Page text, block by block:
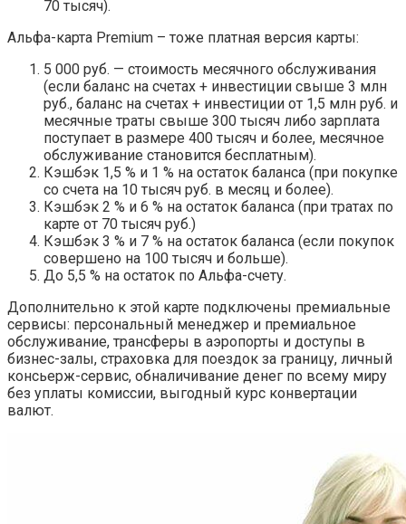
70 тысяч).
Альфа-карта Premium – тоже платная версия карты:
5 000 руб. — стоимость месячного обслуживания
(если баланс на счетах + инвестиции свыше 3 млн
руб., баланс на счетах + инвестиции от 1,5 млн руб. и
месячные траты свыше 300 тысяч либо зарплата
поступает в размере 400 тысяч и более, месячное
обслуживание становится бесплатным).
Кэшбэк 1,5 % и 1 % на остаток баланса (при покупке
со счета на 10 тысяч руб. в месяц и более).
Кэшбэк 2 % и 6 % на остаток баланса (при тратах по
карте от 70 тысяч руб.)
Кэшбэк 3 % и 7 % на остаток баланса (если покупок
совершено на 100 тысяч и больше).
До 5,5 % на остаток по Альфа-счету.
Дополнительно к этой карте подключены премиальные
сервисы: персональный менеджер и премиальное
обслуживание, трансферы в аэропорты и доступы в
бизнес-залы, страховка для поездок за границу, личный
консьерж-сервис, обналичивание денег по всему миру
без уплаты комиссии, выгодный курс конвертации
валют.